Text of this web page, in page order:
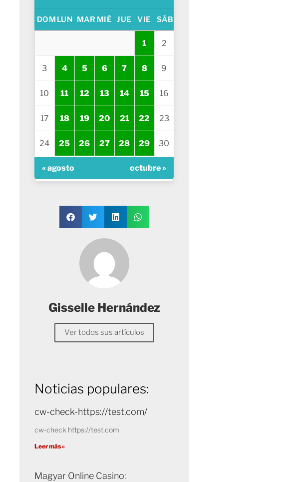
DOM LUN MAR MIÉ JUE VIE SÁB
1 2
3 4 5 6 7 8 9
10 11 12 13 14 15 16
17 18 19 20 21 22 23
24 25 26 27 28 29 30
« agosto octubre »
Gisselle Hernández
Ver todos sus artículos
Noticias populares:
cw-check-https://test.com/
cw-check https://test.com
Leer más »
Magyar Online Casino: